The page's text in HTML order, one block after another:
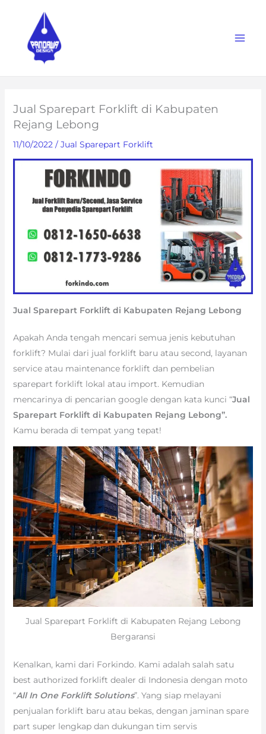
content
Jual Sparepart Forklift di Kabupaten
Rejang Lebong
11/10/2022 / Jual Sparepart Forklift
Jual Sparepart Forklift di Kabupaten Rejang Lebong
Apakah Anda tengah mencari semua jenis kebutuhan
forklift? Mulai dari jual forklift baru atau second, layanan
service atau maintenance forklift dan pembelian
sparepart forklift lokal atau import. Kemudian
mencarinya di pencarian google dengan kata kunci “Jual
Sparepart Forklift di Kabupaten Rejang Lebong”.
Kamu berada di tempat yang tepat!
Jual Sparepart Forklift di Kabupaten Rejang Lebong
Bergaransi
Kenalkan, kami dari Forkindo. Kami adalah salah satu
best authorized forklift dealer di Indonesia dengan moto
“All In One Forklift Solutions”. Yang siap melayani
penjualan forklift baru atau bekas, dengan jaminan spare
part super lengkap dan dukungan tim servis